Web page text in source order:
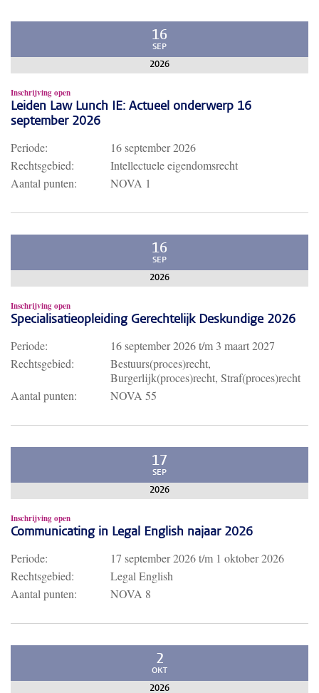
16
SEP
2026
Inschrijving open
Leiden Law Lunch IE: Actueel onderwerp 16
september 2026
Periode:
16 september 2026
Rechtsgebied:
Intellectuele eigendomsrecht
Aantal punten:
NOVA 1
16
SEP
2026
Inschrijving open
Specialisatieopleiding Gerechtelijk Deskundige 2026
Periode: 16 september 2026t/m 3 maart 2027
Rechtsgebied:
Bestuurs(proces)recht,
Burgerlijk(proces)recht, Straf(proces)recht
Aantal punten:
NOVA 55
17
SEP
2026
Inschrijving open
Communicating in Legal English najaar 2026
Periode: 17 september 2026t/m 1 oktober 2026
Rechtsgebied:
Legal English
Aantal punten:
NOVA 8
2
OKT
2026